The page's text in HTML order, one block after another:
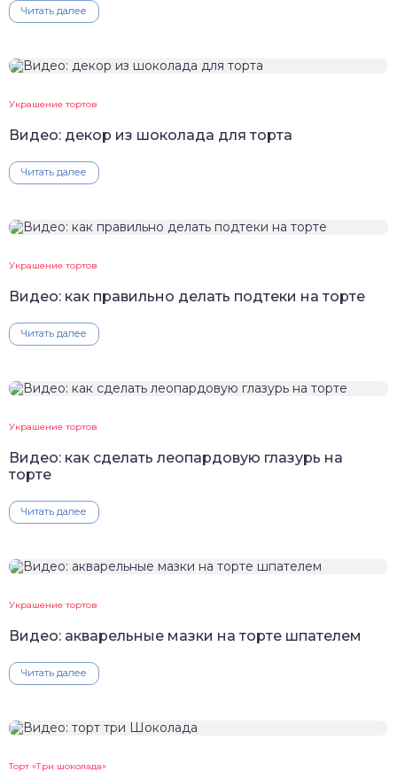
Читать далее
Украшение тортов
Видео: декор из шоколада для торта
Читать далее
Украшение тортов
Видео: как правильно делать подтеки на торте
Читать далее
Украшение тортов
Видео: как сделать леопардовую глазурь на
торте
Читать далее
Украшение тортов
Видео: акварельные мазки на торте шпателем
Читать далее
Торт «Три шоколада»